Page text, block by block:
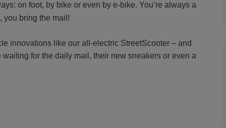
on foot, by bike or even by e-bike. You’re always a
you bring the mail!
innovations like our all-electric StreetScooter – and
for the daily mail, their new sneakers or even a